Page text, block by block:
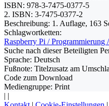
ISBN: 978-3-7475-0377-5
2. ISBN: 3-7475-0377-2
Beschreibung: 1. Auflage, 163
Schlagwortketten:
Raspberry Pi /
Suche nach dieser Beteiligten
Sprache: Deutsch
Fußnote: Titelzusatz am
Code zum Download
Mediengruppe: Print
| |